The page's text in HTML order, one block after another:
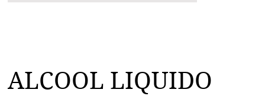
ALCOOL LIQUIDO